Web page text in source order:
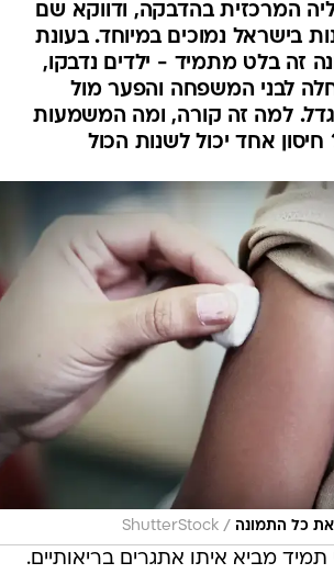
המרכזית בהדבקה, ודווקא שם
בישראל נמוכים במיוחד. בעונת
זה בלט מתמיד - ילדים נדבקו,
לבני המשפחה והפער מול
למה זה קורה, ומה המשמעות
חיסון אחד יכול לשנות הכול
את כל התמונה /
ShutterStock
מביא איתו אתגרים בריאותיים.